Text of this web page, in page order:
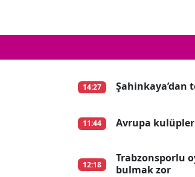
14:27 Şahinkaya’dan
11:44 Avrupa
12:18
Trabzonsporlu
bulmak zor